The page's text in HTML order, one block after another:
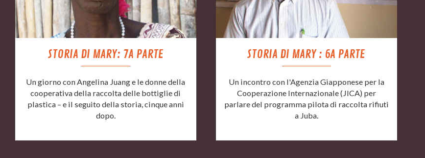
STORIA DI MARY: 7A PARTE
Un giorno con Angelina Juang e le donne della
cooperativa della raccolta delle bottiglie di
plastica – e il seguito della storia, cinque anni
dopo.
STORIA DI MARY : 6A PARTE
Un incontro con l'Agenzia Giapponese per la
Cooperazione Internazionale (JICA) per
parlare del programma pilota di raccolta rifiuti
a Juba.